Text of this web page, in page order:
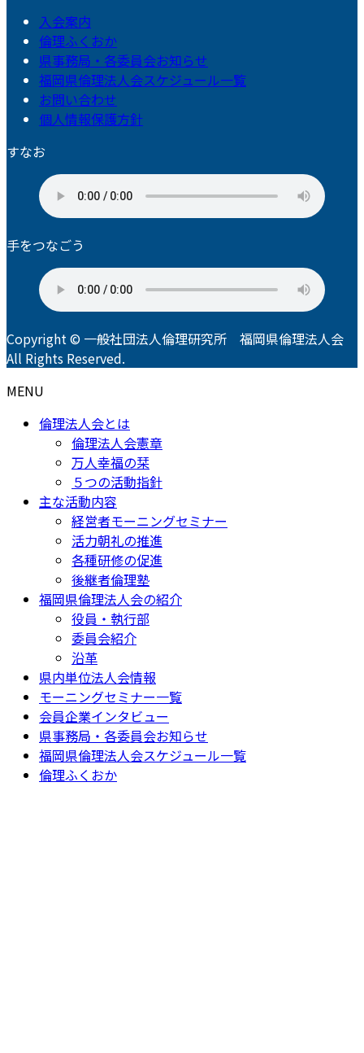
入会案内
倫理ふくおか
県事務局・各委員会お知らせ
福岡県倫理法人会スケジュール一覧
お問い合わせ
個人情報保護方針
すなお
手をつなごう
Copyright © 一般社団法人倫理研究所 福岡県倫理法人会
All Rights Reserved.
MENU
倫理法人会とは
倫理法人会憲章
万人幸福の栞
５つの活動指針
主な活動内容
経営者モーニングセミナー
活力朝礼の推進
各種研修の促進
後継者倫理塾
福岡県倫理法人会の紹介
役員・執行部
委員会紹介
沿革
県内単位法人会情報
モーニングセミナー一覧
会員企業インタビュー
県事務局・各委員会お知らせ
福岡県倫理法人会スケジュール一覧
倫理ふくおか